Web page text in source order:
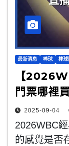
最新消息 棒球 棒球
【
門票哪裡
2025-09-04
2026WBC
的感覺是否